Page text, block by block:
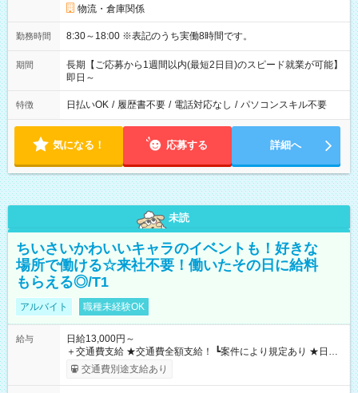
物流・倉庫関係
勤務時間 8:30～18:00 ※表記のうち実働8時間です。
期間
長期【ご応募から1週間以内(最短2日目)のスピード就業が可能】
即日～
特徴 日払いOK / 履歴書不要 / 電話対応なし / パソコンスキル不要
気になる！ 応募する 詳細へ
未読
ちいさいかわいいキャラのイベントも！好きな
場所で働ける☆来社不要！働いたその日に給料
もらえる◎/T1
アルバイト 職種未経験OK
給与
日給13,000円～
＋交通費支給 ★交通費全額支給！ ┗案件により規定あり ★日払
いOK！（規定あり） ┗働いたその日に現金GET♪ お仕事後はコ
ンビニATMから 日払い分を引き落とせます！ 【試用期間】試
交通費別途支給あり